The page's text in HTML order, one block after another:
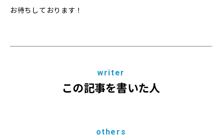
お待ちしております！
writer
この記事を書いた人
others